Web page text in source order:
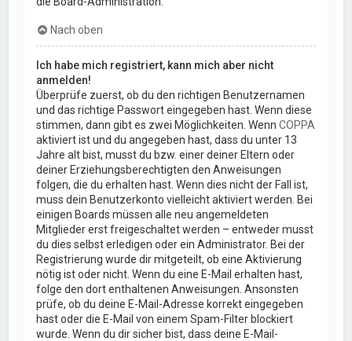
Nach oben
Ich habe mich registriert, kann mich aber nicht
anmelden!
Überprüfe zuerst, ob du den richtigen Benutzernamen
und das richtige Passwort eingegeben hast. Wenn diese
stimmen, dann gibt es zwei Möglichkeiten. WennCOPPA
aktiviert ist und du angegeben hast, dass du unter 13
Jahre alt bist, musst du bzw. einer deiner Eltern oder
deiner Erziehungsberechtigten den Anweisungen
folgen, die du erhalten hast. Wenn dies nicht der Fall ist,
muss dein Benutzerkonto vielleicht aktiviert werden. Bei
einigen Boards müssen alle neu angemeldeten
Mitglieder erst freigeschaltet werden – entweder musst
du dies selbst erledigen oder ein Administrator. Bei der
Registrierung wurde dir mitgeteilt, ob eine Aktivierung
nötig ist oder nicht. Wenn du eine E-Mail erhalten hast,
folge den dort enthaltenen Anweisungen. Ansonsten
prüfe, ob du deine E-Mail-Adresse korrekt eingegeben
hast oder die E-Mail von einem Spam-Filter blockiert
wurde. Wenn du dir sicher bist, dass deine E-Mail-